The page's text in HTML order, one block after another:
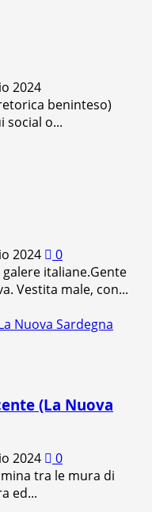
2024
beninteso)
social o...
2024
0
italiane.Gente
Vestita male, con...
Nuova Sardegna
(La Nuova
2024
0
tra le mura di
ed...